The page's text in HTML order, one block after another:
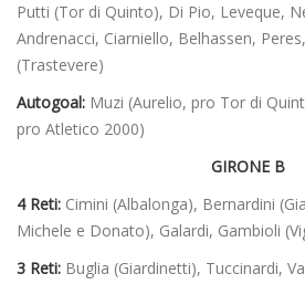
Putti (Tor di Quinto), Di Pio, Leveque,
Andrenacci, Ciarniello, Belhassen,
(Trastevere)
Autogoal: Muzi (Aurelio, pro Tor di
pro Atletico 2000)
GIRONE B
4 Reti: Cimini (Albalonga), Bernardini
Michele e Donato), Galardi, Gambioli
3 Reti: Buglia (Giardinetti), Tuccinardi,